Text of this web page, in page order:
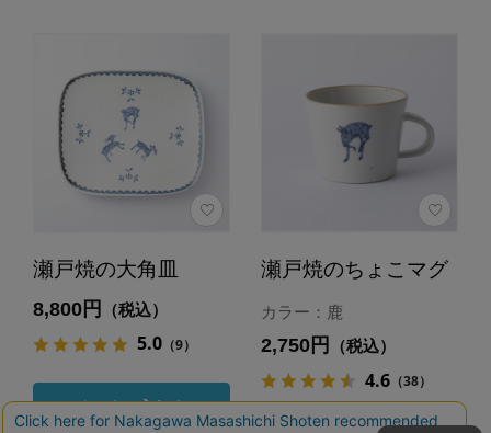
瀬戸焼の大角皿
8,800円 （税込）
5.0（9）
カートに入れる
瀬戸焼のちょこマグ
カラー：鹿
2,750円 （税込）
4.6（38）